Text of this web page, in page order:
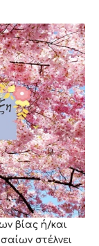
βίας ή/και
στέλνει